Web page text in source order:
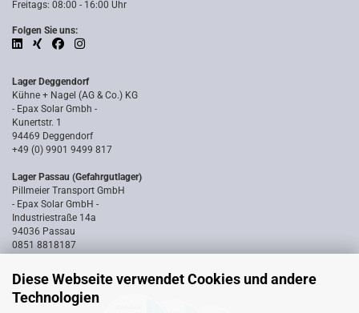
Diese Webseite verwendet Cookies und andere
Technologien
Freitags: 08:00 - 16:00 Uhr
Folgen Sie uns:
Lager Deggendorf
Kühne + Nagel (AG & Co.) KG
- Epax Solar Gmbh -
Kunertstr. 1
94469 Deggendorf
+49 (0) 9901 9499 817
Lager Passau (Gefahrgutlager)
Pillmeier Transport GmbH
- Epax Solar GmbH -
Industriestraße 14a
94036 Passau
0851 8818187